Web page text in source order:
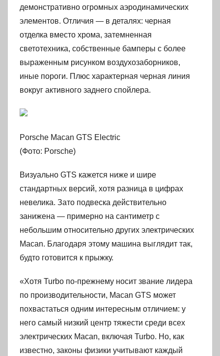
демонстративно огромных аэродинамических
элементов. Отличия — в деталях: черная
отделка вместо хрома, затемненная
светотехника, собственные бамперы с более
выраженным рисунком воздухозаборников,
иные пороги. Плюс характерная черная линия
вокруг активного заднего спойлера.
Porsche Macan GTS Electric
(Фото: Porsche)
Визуально GTS кажется ниже и шире
стандартных версий, хотя разница в цифрах
невелика. Зато подвеска действительно
занижена — примерно на сантиметр с
небольшим относительно других электрических
Macan. Благодаря этому машина выглядит так,
будто готовится к прыжку.
«Хотя Turbo по-прежнему носит звание лидера
по производительности, Macan GTS может
похвастаться одним интересным отличием: у
него самый низкий центр тяжести среди всех
электрических Macan, включая Turbo. Но, как
известно, законы физики учитывают каждый